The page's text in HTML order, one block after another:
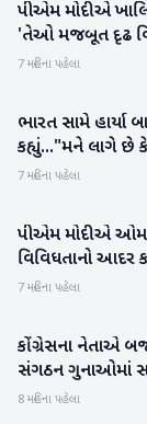
રાષ્ટ્રીય
પીએમ મોદીએ
'તેઓ મજબૂત દૃઢ
7 મહિના પહેલા
રમતગમત
ભારત સામે હાર્યા
કહ્યું..."મને લાગે છે
7 મહિના પહેલા
રાષ્ટ્રીય
પીએમ મોદીએ
વિવિધતાનો આદર
7 મહિના પહેલા
રાષ્ટ્રીય
કોંગ્રેસના નેતાએ
સંગઠન ગુનાઓમાં
8 મહિના પહેલા